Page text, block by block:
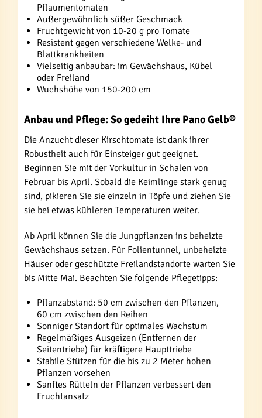
Pflaumentomaten
Außergewöhnlich süßer Geschmack
Fruchtgewicht von 10-20 g pro Tomate
Resistent gegen verschiedene Welke- und
Blattkrankheiten
Vielseitig anbaubar: im Gewächshaus, Kübel
oder Freiland
Wuchshöhe von 150-200 cm
Anbau und Pflege: So gedeiht Ihre Pano Gelb®
Die Anzucht dieser Kirschtomate ist dank ihrer
Robustheit auch für Einsteiger gut geeignet.
Beginnen Sie mit der Vorkultur in Schalen von
Februar bis April. Sobald die Keimlinge stark genug
sind, pikieren Sie sie einzeln in Töpfe und ziehen Sie
sie bei etwas kühleren Temperaturen weiter.
Ab April können Sie die Jungpflanzen ins beheizte
Gewächshaus setzen. Für Folientunnel, unbeheizte
Häuser oder geschützte Freilandstandorte warten Sie
bis Mitte Mai. Beachten Sie folgende Pflegetipps:
Pflanzabstand: 50 cm zwischen den Pflanzen,
60 cm zwischen den Reihen
Sonniger Standort für optimales Wachstum
Regelmäßiges Ausgeizen (Entfernen der
Seitentriebe) für kräftigere Haupttriebe
Stabile Stützen für die bis zu 2 Meter hohen
Pflanzen vorsehen
Sanftes Rütteln der Pflanzen verbessert den
Fruchtansatz